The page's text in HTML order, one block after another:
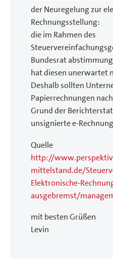
der Neuregelung zur
Rechnungsstellung:
die im Rahmen des
Bundesrat
hat diesen unerwartet
Deshalb sollten
Papierrechnungen
Grund der
unsignierte e-
Quelle
http://
mittelstand.de/
Elektronische-
ausgebremst/
mit besten Grüßen
Levin